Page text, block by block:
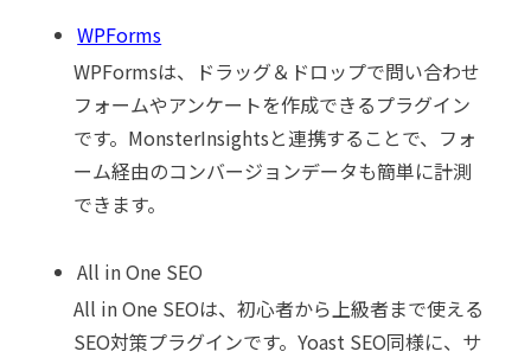
WPForms
WPFormsは、ドラッグ＆ドロップで問い合わせ
フォームやアンケートを作成できるプラグイン
です。MonsterInsightsと連携することで、フォ
ーム経由のコンバージョンデータも簡単に計測
できます。
All in One SEO
All in One SEOは、初心者から上級者まで使える
SEO対策プラグインです。Yoast SEO同様に、サ